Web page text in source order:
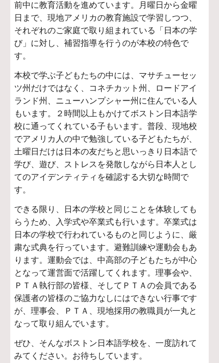
前中に教育活動を進めています。月曜日から金曜
日まで、現地アメリカの教育施設で学習しつつ、
それぞれのご家庭で取り組まれている「日本の学
び」に対し、補習指導を行うのが本校の特色で
す。
本校で学ぶ子どもたちの中には、マサチューセッ
ツ州だけではなく、コネチカット州、ロードアイ
ランド州、ニューハンプシャー州に住んでいる人
もいます。２時間以上もかけてボストン日本語学
校に通ってくれている子もいます。普段、現地校
でアメリカ人の中で勉強している子どもたちが、
土曜日だけは日本の友だちと思いっきり日本語で
学び、遊び、ストレスを発散しながら日本人とし
てのアイデンティティを確認する大切な時間で
す。
できる限り、日本の学校と同じことを体験しても
らうため、入学式や卒業式も行います。卒業式は
日本の学校で行われているものと同じように、厳
粛な式典を行っています。避難訓練や運動会もあ
ります。運動会では、中高部の子どもたちが中心
となって運営面で活躍してくれます。理事会や、
ＰＴＡ執行部の皆様、そしてＰＴＡの会員である
保護者の皆様のご協力なしにはできない行事です
が、理事会、ＰＴＡ、現地採用の教職員が一丸と
なって取り組んでいます。
ぜひ、そんなボストン日本語学校を、一度訪れて
みてください。お待ちしています。